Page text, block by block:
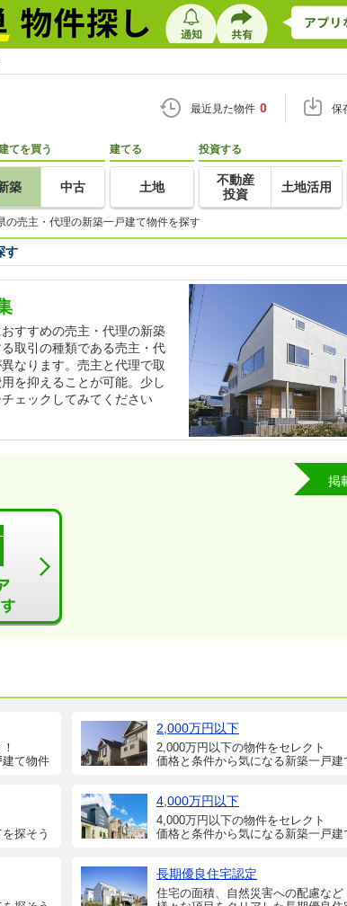
最近見た物件 0 保
てを買う
築 中古
建てる
土地
投資する
不動産
投資
土地活用
の売主・代理の新築一戸建て物件を探す
す
すすめの売主・代理の新築
取引の種類である売主・代
なります。売主と代理で取
を抑えることが可能。少し
ェックしてみてください
掲
て物件
2,000万円以下
2,000万円以下の物件をセレクト
価格と条件から気になる新築一戸建
探そう
4,000万円以下
4,000万円以下の物件をセレクト
価格と条件から気になる新築一戸建
長期優良住宅認定
住宅の面積、自然災害への配慮など